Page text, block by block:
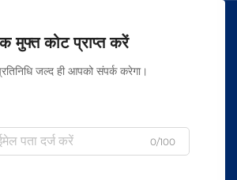
मुफ्त कोट प्राप्त करें
जल्द ही आपको संपर्क करेगा।
0/100